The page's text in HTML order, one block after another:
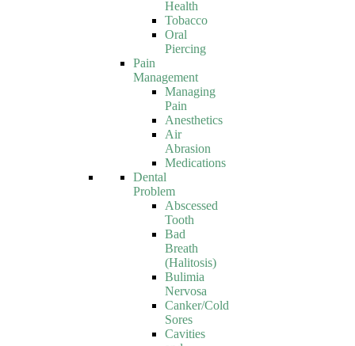
Health
Tobacco
Oral
Piercing
Pain
Management
Managing
Pain
Anesthetics
Air
Abrasion
Medications
Dental
Problem
Abscessed
Tooth
Bad
Breath
(Halitosis)
Bulimia
Nervosa
Canker/Cold
Sores
Cavities